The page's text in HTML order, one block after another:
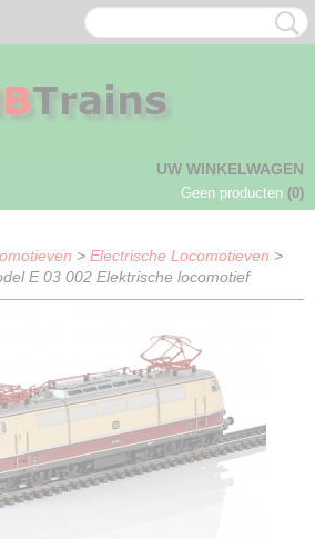
UW WINKELWAGEN
Geen producten (0)
> Electrische Locomotieven >
E 03 002 Elektrische locomotief